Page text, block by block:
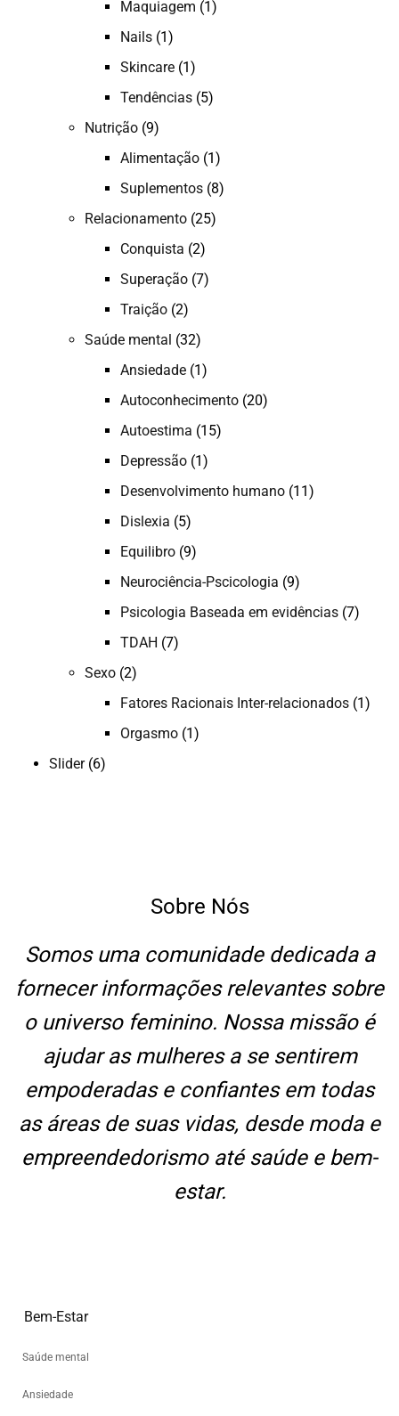
Maquiagem (1)
Nails (1)
Skincare (1)
Tendências (5)
Nutrição (9)
Alimentação (1)
Suplementos (8)
Relacionamento (25)
Conquista (2)
Superação (7)
Traição (2)
Saúde mental (32)
Ansiedade (1)
Autoconhecimento (20)
Autoestima (15)
Depressão (1)
Desenvolvimento humano (11)
Dislexia (5)
Equilibro (9)
Neurociência-Pscicologia (9)
Psicologia Baseada em evidências (7)
TDAH (7)
Sexo (2)
Fatores Racionais Inter-relacionados (1)
Orgasmo (1)
Slider(6)
Sobre Nós
Somos uma comunidade dedicada a
fornecer informações relevantes sobre
o universo feminino. Nossa missão é
ajudar as mulheres a se sentirem
empoderadas e confiantes em todas
as áreas de suas vidas, desde moda e
empreendedorismo até saúde e bem-
estar.
Bem-Estar
Saúde mental
Ansiedade